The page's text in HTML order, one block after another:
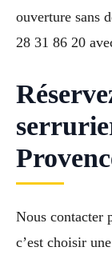
ouverture sans
28 31 86 20
Nous contacter
c’est choisir